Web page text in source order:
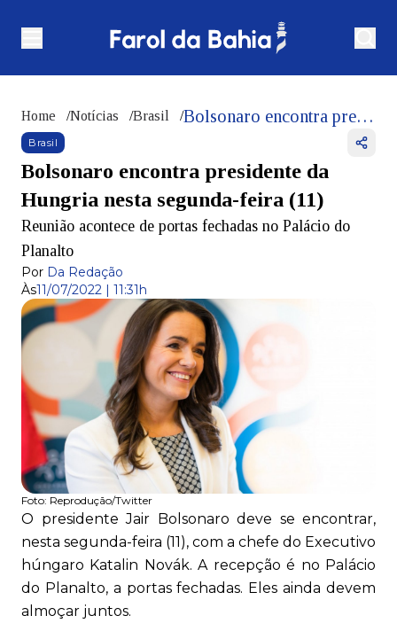
Home /Notícias /Brasil / Bolsonaro encontra presidente da Hungria nesta segunda-feira (11)
Brasil
Bolsonaro encontra presidente da
Hungria nesta segunda-feira (11)
Reunião acontece de portas fechadas no Palácio do
Planalto
Por Da Redação
Às11/07/2022 | 11:31h
Foto: Reprodução/Twitter
O presidente Jair Bolsonaro deve se encontrar,
nesta segunda-feira (11), com a chefe do Executivo
húngaro Katalin Novák. A recepção é no Palácio
do Planalto, a portas fechadas. Eles ainda devem
almoçar juntos.